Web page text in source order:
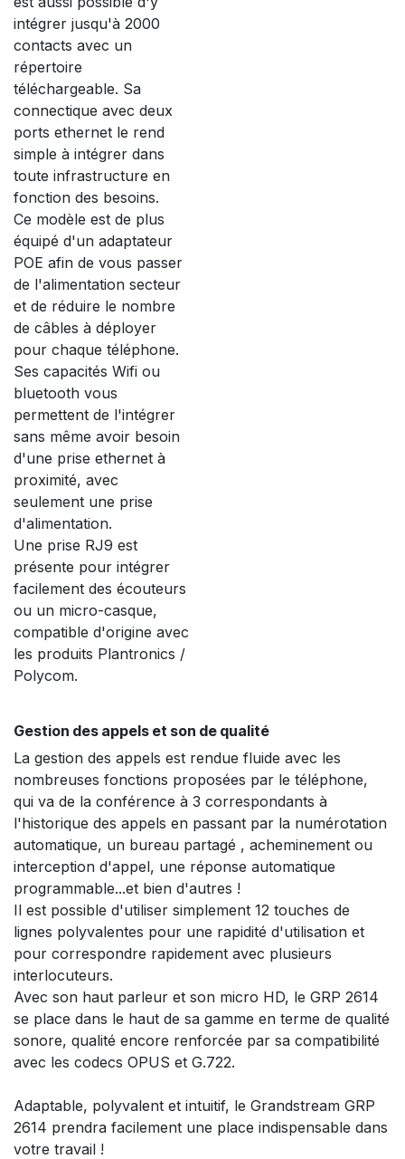
intégrer jusqu'à 2000
contacts avec un
répertoire
téléchargeable. Sa
connectique avec deux
ports ethernet le rend
simple à intégrer dans
toute infrastructure en
fonction des besoins.
Ce modèle est de plus
équipé d'un adaptateur
POE afin de vous passer
de l'alimentation secteur
et de réduire le nombre
de câbles à déployer
pour chaque téléphone.
Ses capacités Wifi ou
bluetooth vous
permettent de l'intégrer
sans même avoir besoin
d'une prise ethernet à
proximité, avec
seulement une prise
d'alimentation.
Une prise RJ9 est
présente pour intégrer
facilement des écouteurs
ou un micro-casque,
compatible d'origine avec
les produits Plantronics /
Polycom.
Gestion des appels et son de qualité
La gestion des appels est rendue fluide avec les
nombreuses fonctions proposées par le téléphone,
qui va de la conférence à 3 correspondants à
l'historique des appels en passant par la numérotation
automatique, un bureau partagé , acheminement ou
interception d'appel, une réponse automatique
programmable...et bien d'autres !
Il est possible d'utiliser simplement 12 touches de
lignes polyvalentes pour une rapidité d'utilisation et
pour correspondre rapidement avec plusieurs
interlocuteurs.
Avec son haut parleur et son micro HD, le GRP 2614
se place dans le haut de sa gamme en terme de qualité
sonore, qualité encore renforcée par sa compatibilité
avec les codecs OPUS et G.722.
Adaptable, polyvalent et intuitif, le Grandstream GRP
2614 prendra facilement une place indispensable dans
votre travail !